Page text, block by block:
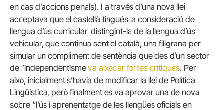
en cas d’accions penals). I a través d’una nova llei
acceptava que el castellà tingués la consideració de
llengua d’ús curricular, distingint-la de la llengua d’ús
vehicular, que continua sent el català, una filigrana per
simular un compliment de sentència que des d’un sector
de l’independentisme va aixecar fortes crítiques. Per
això, inicialment s’havia de modificar la llei de Política
Lingüística, però finalment es va aprovar una de nova
sobre “l’ús i aprenentatge de les llengües oficials en